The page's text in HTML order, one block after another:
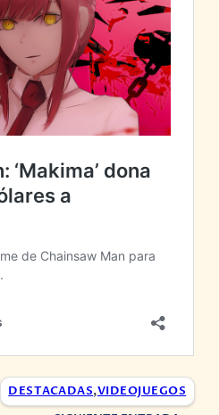
DESTACADAS,VIDEOJUEGOS